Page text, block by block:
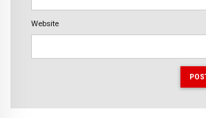
Website